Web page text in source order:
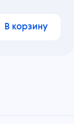
В корзину